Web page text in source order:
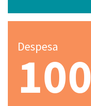
Despesa
100